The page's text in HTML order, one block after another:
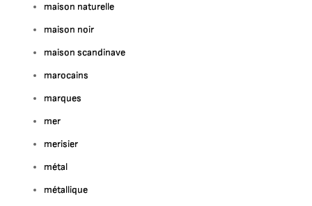
maison naturelle
maison noir
maison scandinave
marocains
marques
mer
merisier
métal
métallique